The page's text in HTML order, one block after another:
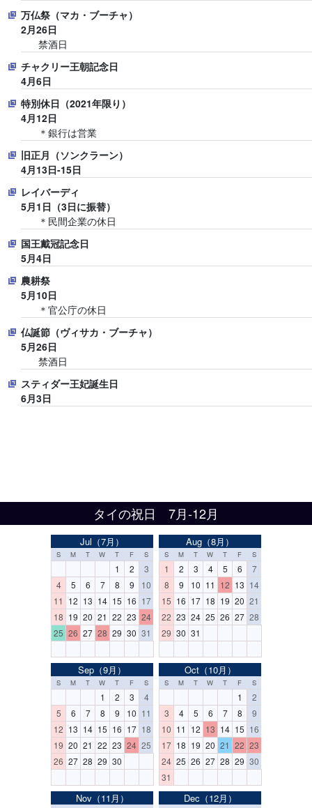
万仏祭（マカ・ブーチャ）
2月26日
禁酒日
チャクリー王朝記念日
4月6日
特別休日（2021年限り）
4月12日
＊銀行は営業
旧正月（ソンクラーン）
4月13日-15日
レイバーディ
5月1日（3日に振替）
＊民間企業の休日
国王戴冠記念日
5月4日
農耕祭
5月10日
＊官公庁の休日
仏誕節（ヴィサカ・ブーチャ）
5月26日
禁酒日
スティダー王妃誕生日
6月3日
タイの祝日 7月-12月
Jul（7月）
S M T W T F S
1 2
3
4
5 6 7 8 9
10
11 12 13 14 15 16 17
18 19 20 21 22 23 24
25 26 27 28 29 30 31
Aug（8月）
S M T W T F S
1 2 3 4 5 6
7
8
9 10 11 12 13 14
15 16 17 18 19 20 21
22 23 24 25 26 27 28
29 30 31
Sep（9月）
S M T W T F S
1 2 3
4
5
6 7 8 9 10 11
12 13 14 15 16 17 18
19 20 21 22 23 24 25
26 27 28 29 30
Oct（10月）
S M T W T F S
1
2
3
4 5 6 7 8
9
10 11 12 13 14 15 16
17 18 19 20 21 22 23
24 25 26 27 28 29 30
31
Nov（11月） Dec（12月）